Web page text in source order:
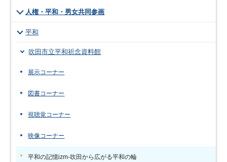
人権・平和・男女共同参画
平和
吹田市立平和祈念資料館
展示コーナー
図書コーナー
視聴覚コーナー
映像コーナー
平和の記憶izm-吹田から広がる平和の輪